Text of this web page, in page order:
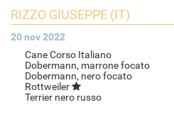
RIZZO GIUSEPPE (IT)
20 nov 2022
Cane Corso Italiano
Dobermann, marrone focato
Dobermann, nero focato
Rottweiler
Terrier nero russo